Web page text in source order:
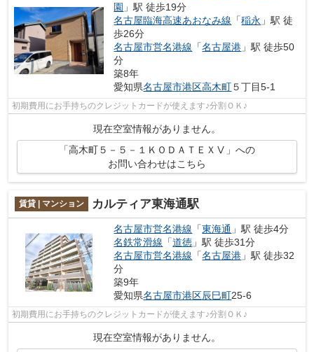
園 」駅 徒歩19分
名古屋臨海高速あおなみ線 「稲永 」駅 徒
歩26分
名古屋市営名港線 「名古屋港 」駅 徒歩50
分
築8年
愛知県名古屋市港区高木町５丁目5-1
初期費用にお手持ちのクレジットカードが使えます♪分割ＯＫ♪
現在空室情報がありません。
「高木町５－５－１ＫＯＤＡＴＥＸⅤ」への
お問い合わせはこちら
賃貸 | マンション カルティア東海通駅
名古屋市営名港線 「東海通 」駅 徒歩4分
名鉄常滑線 「道徳 」駅 徒歩31分
名古屋市営名港線 「名古屋港 」駅 徒歩32
分
築9年
愛知県名古屋市港区辰巳町25-6
初期費用にお手持ちのクレジットカードが使えます♪分割ＯＫ♪
現在空室情報がありません。